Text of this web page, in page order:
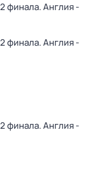
финала. Англия -
финала. Англия -
финала. Англия -